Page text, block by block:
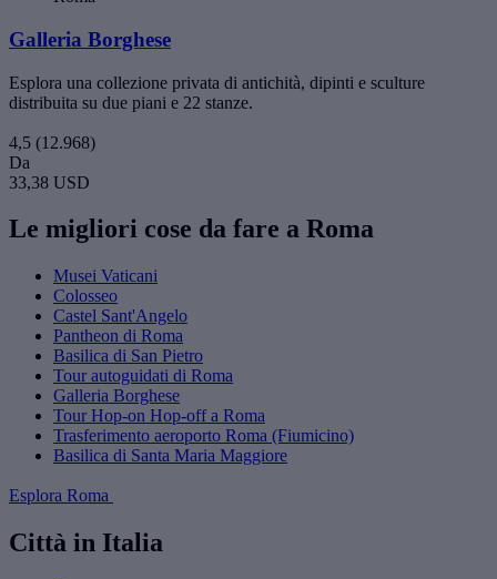
Galleria Borghese
Esplora una collezione privata di antichità, dipinti e sculture
distribuita su due piani e 22 stanze.
4,5 (12.968)
Da
33,38 USD
Le migliori cose da fare a Roma
Musei Vaticani
Colosseo
Castel Sant'Angelo
Pantheon di Roma
Basilica di San Pietro
Tour autoguidati di Roma
Galleria Borghese
Tour Hop-on Hop-off a Roma
Trasferimento aeroporto Roma (Fiumicino)
Basilica di Santa Maria Maggiore
Esplora Roma
Città in Italia